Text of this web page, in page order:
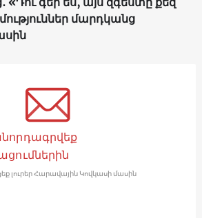
մարդկանց
լուրեր Հարավային Կովկասի մասին